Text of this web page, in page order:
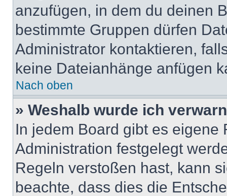
anzufügen, in dem du deinen
bestimmte Gruppen dürfen
Administrator kontaktieren,
keine Dateianhänge anfügen
Nach oben
» Weshalb wurde ich
In jedem Board gibt es
Administration festgelegt
Regeln verstoßen hast, kann
beachte, dass dies die